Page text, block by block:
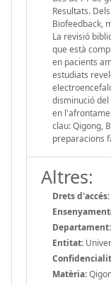
Resultats.
Biofeedback,
La revisió
que està
en pacients
estudiats
disminució
en
clau: Qigong,
preparacions
Altres:
Drets d'accés:
Departament:
Entitat:
Matèria: